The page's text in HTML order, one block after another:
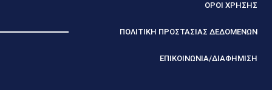
ΟΡΟΙ ΧΡΗΣΗΣ
ΠΟΛΙΤΙΚΗ ΠΡΟΣΤΑΣΙΑΣ ΔΕΔΟΜΕΝΩΝ
ΕΠΙΚΟΙΝΩΝΙΑ/ΔΙΑΦΗΜΙΣΗ